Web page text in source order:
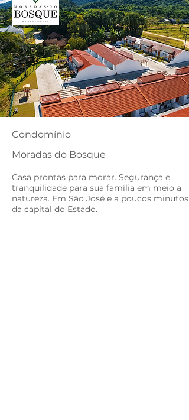
Condomínio
Moradas do Bosque
Casa prontas para morar. Segurança e
tranquilidade para sua família em meio a
natureza. Em São José e a poucos minutos
da capital do Estado.